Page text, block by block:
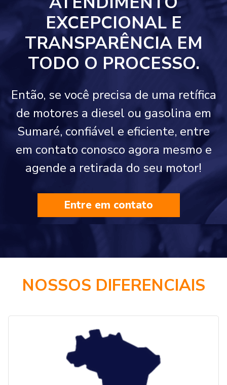
EXCEPCIONAL E
TRANSPARÊNCIA EM
TODO O PROCESSO.
Então, se você precisa de uma retífica
de motores a diesel ou gasolina em
Sumaré, confiável e eficiente, entre
em contato conosco agora mesmo e
agende a retirada do seu motor!
Entre em contato
NOSSOS DIFERENCIAIS